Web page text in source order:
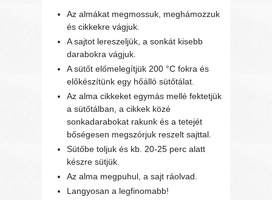
Az almákat megmossuk, meghámozzuk
és cikkekre vágjuk.
A sajtot lereszeljük, a sonkát kisebb
darabokra vágjuk.
A sütőt előmelegítjük 200 °C fokra és
előkészítünk egy hőálló sütőtálat.
Az alma cikkeket egymás mellé fektetjük
a sütőtálban, a cikkek közé
sonkadarabokat rakunk és a tetejét
bőségesen megszórjuk reszelt sajttal.
Sütőbe toljuk és kb. 20-25 perc alatt
készre sütjük.
Az alma megpuhul, a sajt ráolvad.
Langyosan a legfinomabb!